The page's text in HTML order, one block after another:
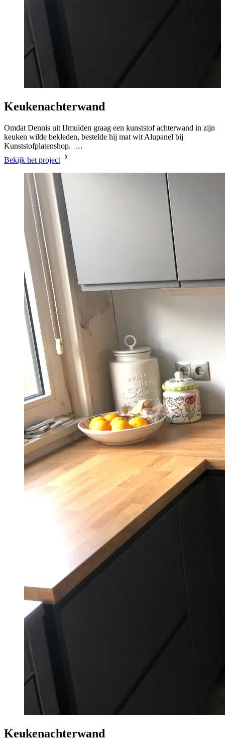
Keukenachterwand
Omdat Dennis uit IJmuiden graag een kunststof achterwand in zijn
keuken wilde bekleden, bestelde hij mat wit Alupanel bij
Kunststofplatenshop. …
Bekijk het project
Keukenachterwand